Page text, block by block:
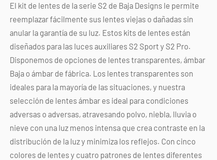
El kit de lentes de la serie S2 de Baja Designs le permite
reemplazar fácilmente sus lentes viejas o dañadas sin
anular la garantía de su luz. Estos kits de lentes están
diseñados para las luces auxiliares S2 Sport y S2 Pro.
Disponemos de opciones de lentes transparentes, ámbar
Baja o ámbar de fábrica. Los lentes transparentes son
ideales para la mayoría de las situaciones, y nuestra
selección de lentes ámbar es ideal para condiciones
adversas o adversas, atravesando polvo, niebla, lluvia o
nieve con una luz menos intensa que crea contraste en la
distribución de la luz y minimiza los reflejos. Con cinco
colores de lentes y cuatro patrones de lentes diferentes